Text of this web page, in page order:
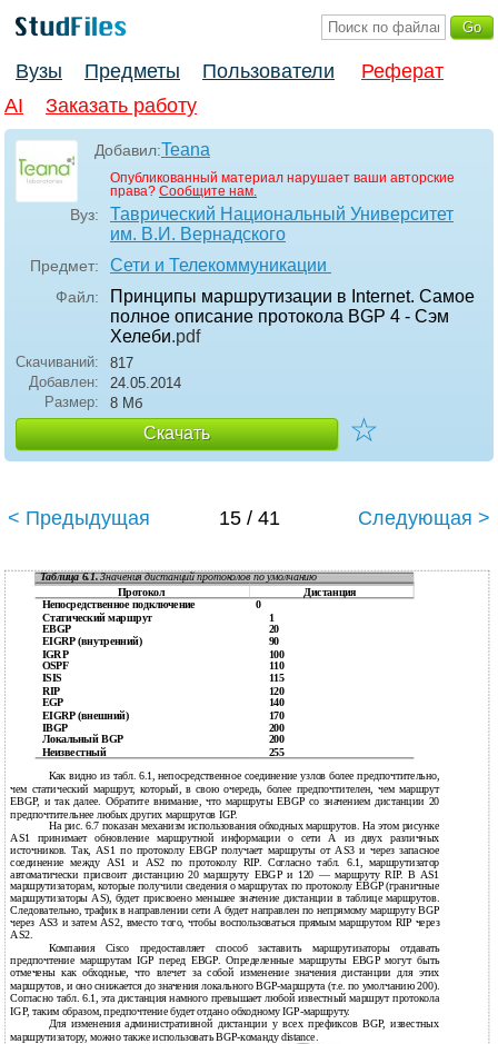
Вузы Предметы Пользователи
Реферат
AI
Заказать работу
Добавил:Teana
Опубликованный материал нарушает ваши авторские
права? Сообщите нам.
Вуз:
Таврический Национальный Университет
им. В.И. Вернадского
Предмет: Сети и Телекоммуникации
Файл:
Принципы маршрутизации в Internet. Самое
полное описание протокола BGP 4 - Сэм
Хелеби.pdf
Скачиваний:
817
Добавлен:
24.05.2014
Размер:
8 Мб
Скачать ☆
< Предыдущая 15 / 41 Следующая >
Таблица 6.1.Значения дистанций протоколов по умолчанию
Протокол Дистанция
Непосредственное подключение
0
Статический маршрут
1
EBGP
20
EIGRP (внутренний)
90
IGRP
100
OSPF
110
ISIS
115
RIP
120
EGP
140
EIGRP (внешний) 170
IBGP
200
Локальный BGP
200
Неизвестный 255
Как видно из табл. 6.1, непосредственное соединение узлов более предпочтительно,
чем статический маршрут, который, в свою очередь, более предпочтителен, чем маршрут
EBGP, и так далее. Обратите внимание, что маршруты EBGP со значением дистанции 20
предпочтительнее любых других маршрутов IGP.
На рис. 6.7 показан механизм использования обходных маршрутов. На этом рисунке
AS1 принимает обновление маршрутной информации о сети А из двух различных
источников. Так, AS1 по протоколу EBGP получает маршруты от AS3 и через запасное
соединение между AS1 и AS2 по протоколу RIP. Согласно табл. 6.1, маршрутизатор
автоматически присвоит дистанцию 20 маршруту EBGP и 120 — маршруту RIP. В AS1
маршрутизаторам, которые получили сведения о маршрутах по протоколу EBGP (граничные
маршрутизаторы AS), будет присвоено меньшее значение дистанции в таблице маршрутов.
Следовательно, трафик в направлении сети А будет направлен по непрямому маршруту BGP
через AS3 и затем AS2, вместо того, чтобы воспользоваться прямым маршрутом RIP через
AS2.
Компания Cisco предоставляет способ заставить маршрутизаторы отдавать
предпочтение маршрутам IGP перед EBGP. Определенные маршруты EBGP могут быть
отмечены как обходные, что влечет за собой изменение значения дистанции для этих
маршрутов, и оно снижается до значения локального BGP-маршрута (т.е. по умолчанию 200).
Согласно табл. 6.1, эта дистанция намного превышает любой известный маршрут протокола
IGP, таким образом, предпочтение будет отдано обходному IGP-маршруту.
Для изменения административной дистанции у всех префиксов BGP, известных
маршрутизатору, можно также использовать BGP-команду distance.